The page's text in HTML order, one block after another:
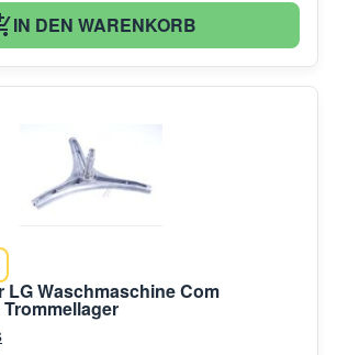
IN DEN WARENKORB
LG Waschmaschine Com